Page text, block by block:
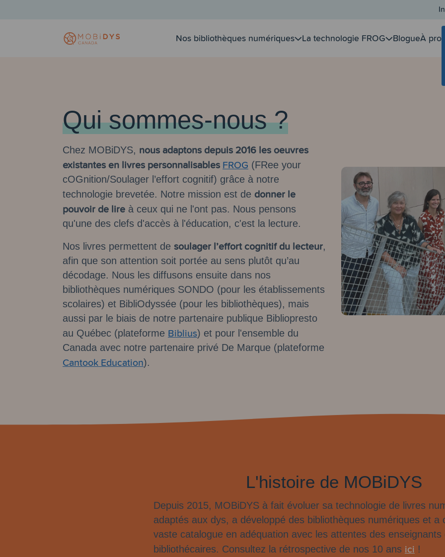
Nos bibliothèques numériques La technologie FROG BlogueÀ
Qui sommes-nous ?
Chez MOBiDYS, nous adaptons depuis 2016 les oeuvres
existantes en livres personnalisables FROG (FRee your
cOGnition/Soulager l’effort cognitif) grâce à notre
technologie brevetée. Notre mission est de donner le
pouvoir de lire à ceux qui ne l'ont pas. Nous pensons
qu'une des clefs d'accès à l'éducation, c'est la lecture.
Nos livres permettent de soulager l’effort cognitif du lecteur,
afin que son attention soit portée au sens plutôt qu’au
décodage. Nous les diffusons ensuite dans nos
bibliothèques numériques SONDO (pour les établissements
scolaires) et BibliOdyssée (pour les bibliothèques), mais
aussi par le biais de notre partenaire publique Bibliopresto
au Québec (plateforme Biblius) et pour l'ensemble du
Canada avec notre partenaire privé De Marque (plateforme
Cantook Education).
L'histoire de MOBiDYS
Depuis 2015, MOBiDYS à fait évoluer sa technologie de livres
adaptés aux dys, a développé des bibliothèques numériques et a
vaste catalogue en adéquation avec les attentes des enseignants
bibliothécaires. Consultez la rétrospective de nos 10 ans ici !